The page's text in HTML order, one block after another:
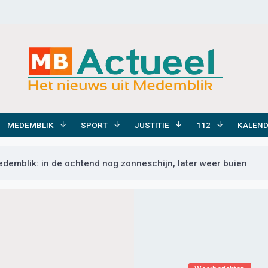
MEDEMBLIK SPORT JUSTITIE 112
in de ochtend nog zonneschijn, later weer buien